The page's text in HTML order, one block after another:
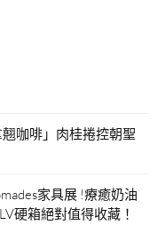
咖啡」肉桂捲控朝聖
家具展 !療癒奶油
硬箱絕對值得收藏！